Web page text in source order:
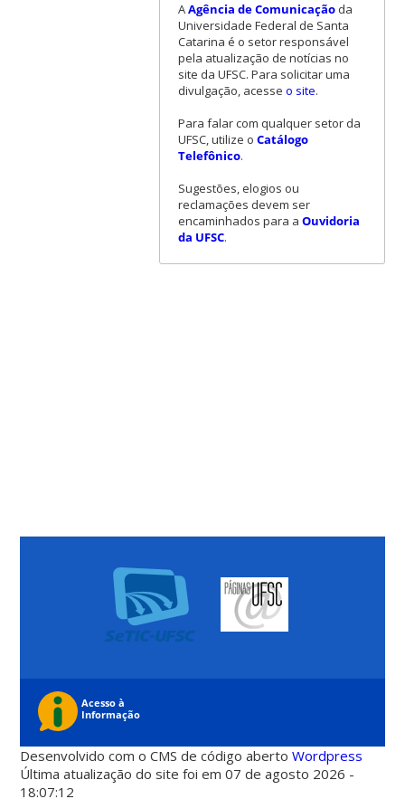
AAgência de Comunicaçãoda
Universidade Federal de Santa
Catarina é o setor responsável
pela atualização de notícias no
site da UFSC. Para solicitar uma
divulgação, acesse o site.
Para falar com qualquer setor da
UFSC, utilize o Catálogo
Telefônico.
Sugestões, elogios ou
reclamações devem ser
encaminhados para a Ouvidoria
da UFSC.
Desenvolvido com o CMS de código abertoWordpress
Última atualização do site foi em 07 de agosto 2026 -
18:07:12